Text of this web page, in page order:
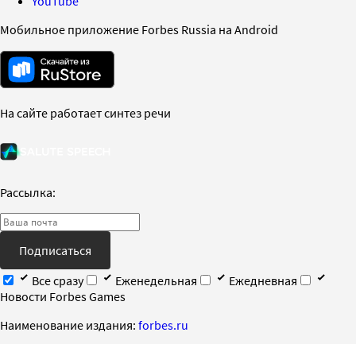
Мобильное приложение Forbes Russia на Android
На сайте работает синтез речи
Рассылка:
Подписаться
Все сразу
Еженедельная
Ежедневная
Новости Forbes Games
Наименование издания: forbes.ru